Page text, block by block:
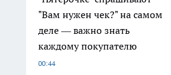
"Вам нужен чек?" на самом
деле — важно знать
каждому покупателю
00:44